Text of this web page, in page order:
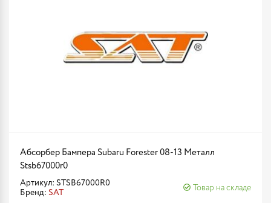
Абсорбер Бампера Subaru Forester 08-13 Металл
Stsb67000r0
Артикул: STSB67000R0
Бренд: SAT
Товар на складе